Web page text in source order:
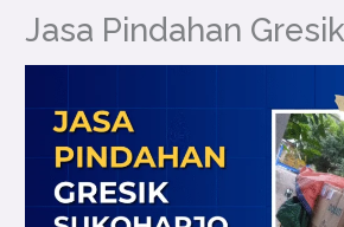
Jasa Pindahan